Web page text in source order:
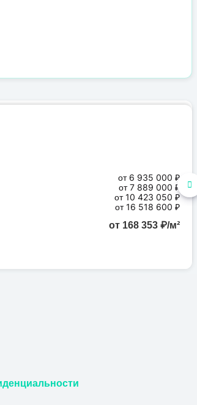
от 6 935 000 ₽
от 7 889 000 ₽
от 10 423 050 ₽
от 16 518 600 ₽
от 168 353 ₽/м²